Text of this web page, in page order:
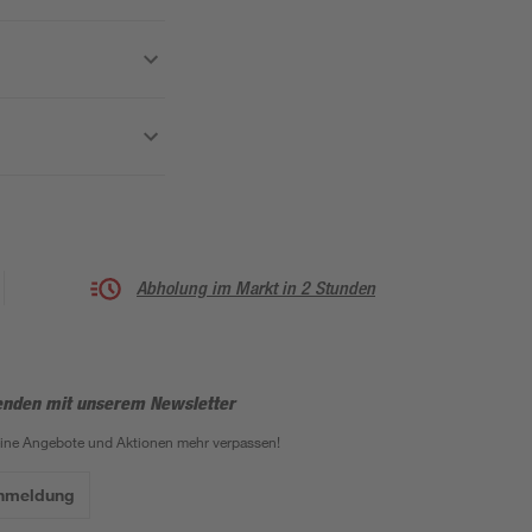
Abholung im Markt in 2 Stunden
mit unserem Newsletter
Angebote und Aktionen mehr verpassen!